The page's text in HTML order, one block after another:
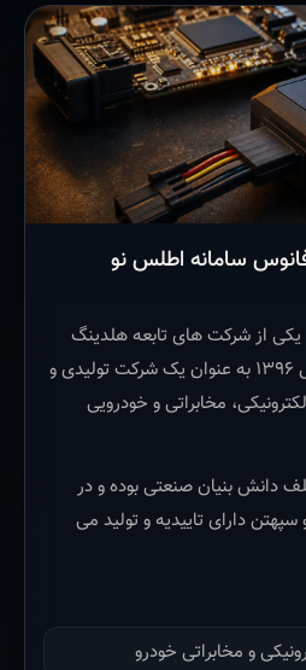
سامانه اطلس نو
از شرکت های تابعه هلدینگ
اطلس پیمایش است که از سال ۱۳۹۶ به عنوان یک شرکت تولیدی و
مخابراتی و خودرویی
دانش بنیان صنعتی بوده و در
دارای تاییدیه و تولید می
و مخابراتی خودرو